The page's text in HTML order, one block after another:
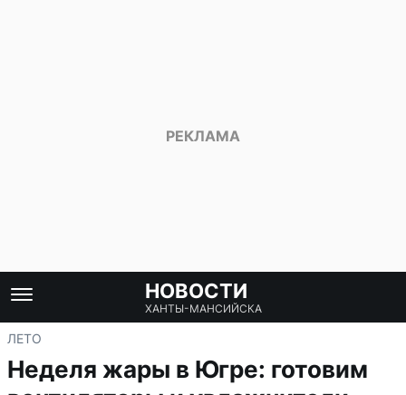
НОВОСТИ
ХАНТЫ-МАНСИЙСКА
ЛЕТО
Неделя жары в Югре: готовим